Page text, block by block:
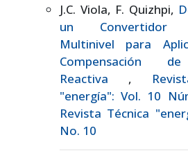
J.C. Viola, F. Quizhpi,
un Convertidor
Multinivel para
Compensación
Reactiva ,
"energía": Vol. 10
Revista Técnica
No. 10